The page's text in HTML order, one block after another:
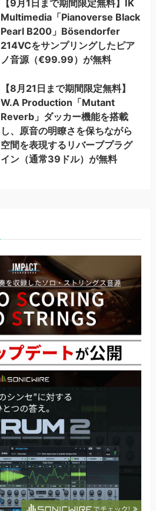
【9月1日まで期間限定無料】IK
Multimedia「Pianoverse Black
Pearl B200」Bösendorfer
214VCをサンプリングしたピア
ノ音源（€99.99）が無料
【8月21日まで期間限定無料】
W.A Production「Mutant
Reverb」ダッカー機能を搭載
し、原音の明瞭さを保ちながら
空間を表現するリバーブプラグ
イン（通常39ドル）が無料